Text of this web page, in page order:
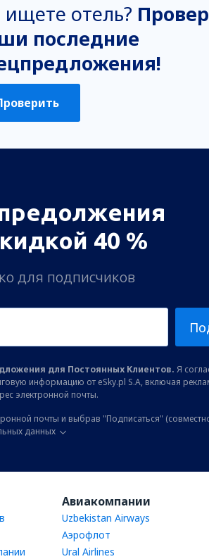
отель?
последние
40 %
для подписчиков
для Постоянных Клиентов. Я
информацию от eSky.pl S.A, включая
электронной почты.
почты и выбрав "Подписаться"
данных
Авиакомпании
Uzbekistan Airways
Аэрофлот
Ural Airlines